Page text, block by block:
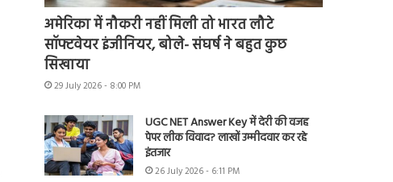
अमेरिका में नौकरी नहीं मिली तो भारत लौटे
सॉफ्टवेयर इंजीनियर, बोले- संघर्ष ने बहुत कुछ
सिखाया
29 July 2026 - 8:00 PM
UGC NET Answer Key में देरी की वजह
पेपर लीक विवाद? लाखों उम्मीदवार कर रहे
इंतजार
26 July 2026 - 6:11 PM